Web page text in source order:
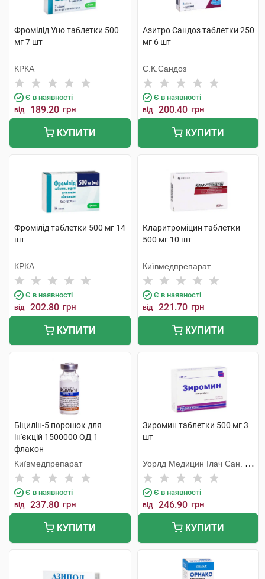
Фромілід Уно таблетки 500
мг 7 шт
КРКА
Є в наявності
від 189.20 грн
КУПИТИ
Азитро Сандоз таблетки 250
мг 6 шт
С.К.Сандоз
Є в наявності
від 200.40 грн
КУПИТИ
Фромілід таблетки 500 мг 14
шт
КРКА
Є в наявності
від 202.80 грн
КУПИТИ
Кларитроміцин таблетки
500 мг 10 шт
Київмедпрепарат
Є в наявності
від 221.70 грн
КУПИТИ
Біцилін-5 порошок для
ін'єкцій 1500000 ОД 1
флакон
Київмедпрепарат
Є в наявності
від 237.80 грн
КУПИТИ
Зиромин таблетки 500 мг 3
шт
Уорлд Медицин Ілач Сан. Ве
Тідж
Є в наявності
від 246.90 грн
КУПИТИ